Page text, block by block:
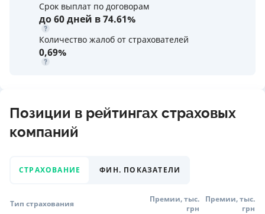
Срок выплат по договорам
до 60 дней в 74.61%
Количество жалоб от страхователей
0,69%
Позиции в рейтингах страховых
компаний
СТРАХОВАНИЕ ФИН. ПОКАЗАТЕЛИ
Тип страхования
Премии, тыс.
грн
Премии, тыс.
грн